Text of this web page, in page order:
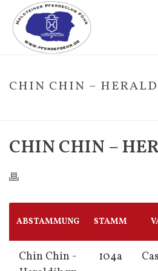
CHIN CHIN –
CHIN CHIN –
ABSTAMMUNG STAMM
Chin Chin -
104a